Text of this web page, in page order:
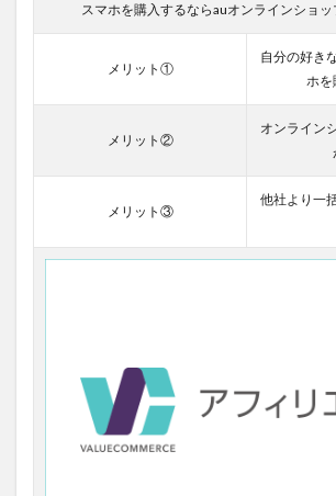
スマホを購入するならauオンラインショ
メリット①
自分の好き
ホを
メリット②
オンライン
メリット③
他社より一